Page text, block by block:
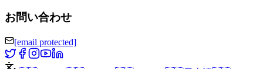
お問い合わせ
[email protected]